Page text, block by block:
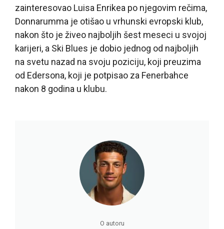
zainteresovao Luisa Enrikea po njegovim rečima,
Donnarumma je otišao u vrhunski evropski klub,
nakon što je živeo najboljih šest meseci u svojoj
karijeri, a Ski Blues je dobio jednog od najboljih
na svetu nazad na svoju poziciju, koji preuzima
od Edersona, koji je potpisao za Fenerbahce
nakon 8 godina u klubu.
O autoru